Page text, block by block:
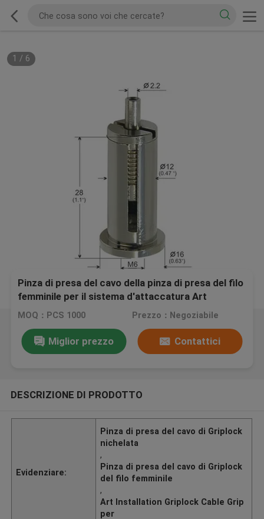
1 / 6
Pinza di presa del cavo della pinza di presa del filo
femminile per il sistema d'attaccatura Art
Installation YW86099
MOQ：PCS 1000 Prezzo：Negoziabile
Miglior prezzo Contattici
DESCRIZIONE DI PRODOTTO
Evidenziare:
Pinza di presa del cavo di Griplock
nichelata
,
Pinza di presa del cavo di Griplock
del filo femminile
,
Art Installation Griplock Cable Grip
per